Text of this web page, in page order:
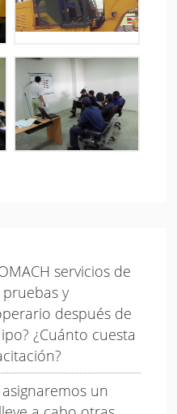
servicios de
y
después de
¿Cuánto cuesta
un